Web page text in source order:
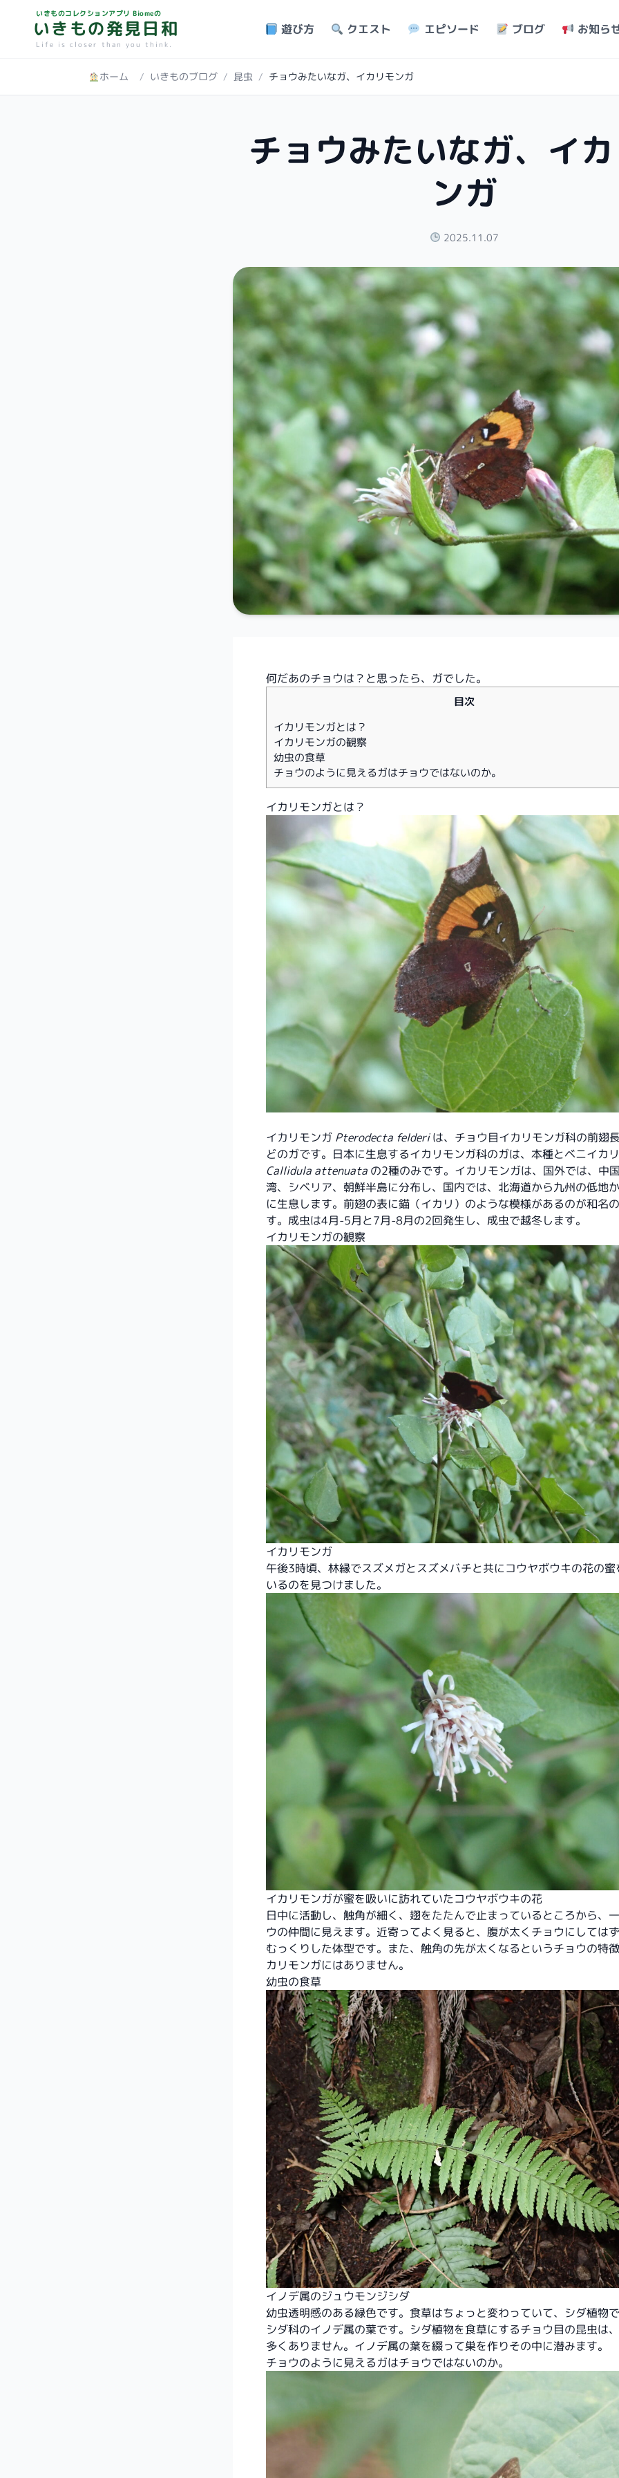
いきものコレクションアプリ Biomeの
いきもの発見日和
Life is closer than you think.
遊び方 クエスト エピソード ブログ お知ら
ホーム / いきものブログ / 昆虫 / チョウみたいなガ、イカリモンガ
チョウみたいなガ、イ
ンガ
2025.11.07
何だあのチョウは？と思ったら、ガでした。
目次
イカリモンガとは？
イカリモンガの観察
幼虫の食草
チョウのように見えるガはチョウではないのか。
イカリモンガとは？
イカリモンガ Pterodecta felderiは、チョウ目イカリモンガ科の前翅
どのガです。日本に生息するイカリモンガ科のガは、本種とベニイカ
Callidula attenuata の2種のみです。イカリモンガは、国外では、中
湾、シベリア、朝鮮半島に分布し、国内では、北海道から九州の低地
に生息します。前翅の表に錨（イカリ）のような模様があるのが和名
す。成虫は4月-5月と7月-8月の2回発生し、成虫で越冬します。
イカリモンガの観察
イカリモンガ
午後3時頃、林縁でスズメガとスズメバチと共にコウヤボウキの花の蜜
いるのを見つけました。
イカリモンガが蜜を吸いに訪れていたコウヤボウキの花
日中に活動し、触角が細く、翅をたたんで止まっているところから、
ウの仲間に見えます。近寄ってよく見ると、腹が太くチョウにしては
むっくりした体型です。また、触角の先が太くなるというチョウの特
カリモンガにはありません。
幼虫の食草
イノデ属のジュウモンジシダ
幼虫透明感のある緑色です。食草はちょっと変わっていて、シダ植物
シダ科のイノデ属の葉です。シダ植物を食草にするチョウ目の昆虫は
多くありません。イノデ属の葉を綴って巣を作りその中に潜みます。
チョウのように見えるガはチョウではないのか。